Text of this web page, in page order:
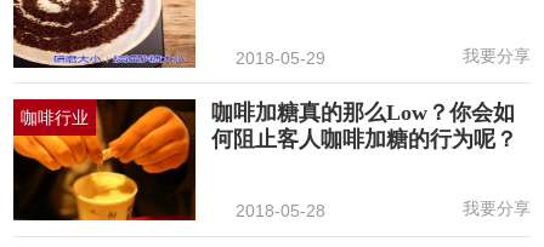
2018-05-29 我要分享
咖啡行业
咖啡加糖真的那么Low？你会如
何阻止客人咖啡加糖的行为呢？
2018-05-28 我要分享